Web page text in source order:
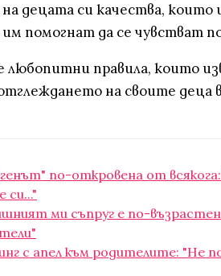
на децата си качества,
помогнат да се чувстват
любопитни правила, които
на своите деца
по-откровена от
си..."
ми съпруг е по-
с апел към родителите: "Не